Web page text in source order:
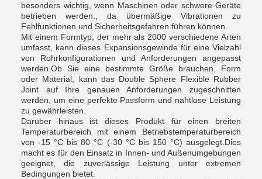
besonders wichtig, wenn Maschinen oder schwere Geräte
betrieben werden., da übermäßige Vibrationen zu
Fehlfunktionen und Sicherheitsgefahren führen können.
Mit einem Formtyp, der mehr als 2000 verschiedene Arten
umfasst, kann dieses Expansionsgewinde für eine Vielzahl
von Rohrkonfigurationen und Anforderungen angepasst
werden.Ob Sie eine bestimmte Größe brauchen, Form
oder Material, kann das Double Sphere Flexible Rubber
Joint auf Ihre genauen Anforderungen zugeschnitten
werden, um eine perfekte Passform und nahtlose Leistung
zu gewährleisten.
Darüber hinaus ist dieses Produkt für einen breiten
Temperaturbereich mit einem Betriebstemperaturbereich
von -15 °C bis 80 °C (-30 °C bis 150 °C) ausgelegt.Dies
macht es für den Einsatz in Innen- und Außenumgebungen
geeignet, die zuverlässige Leistung unter extremen
Bedingungen bietet.